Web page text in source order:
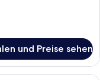
und Preise sehen